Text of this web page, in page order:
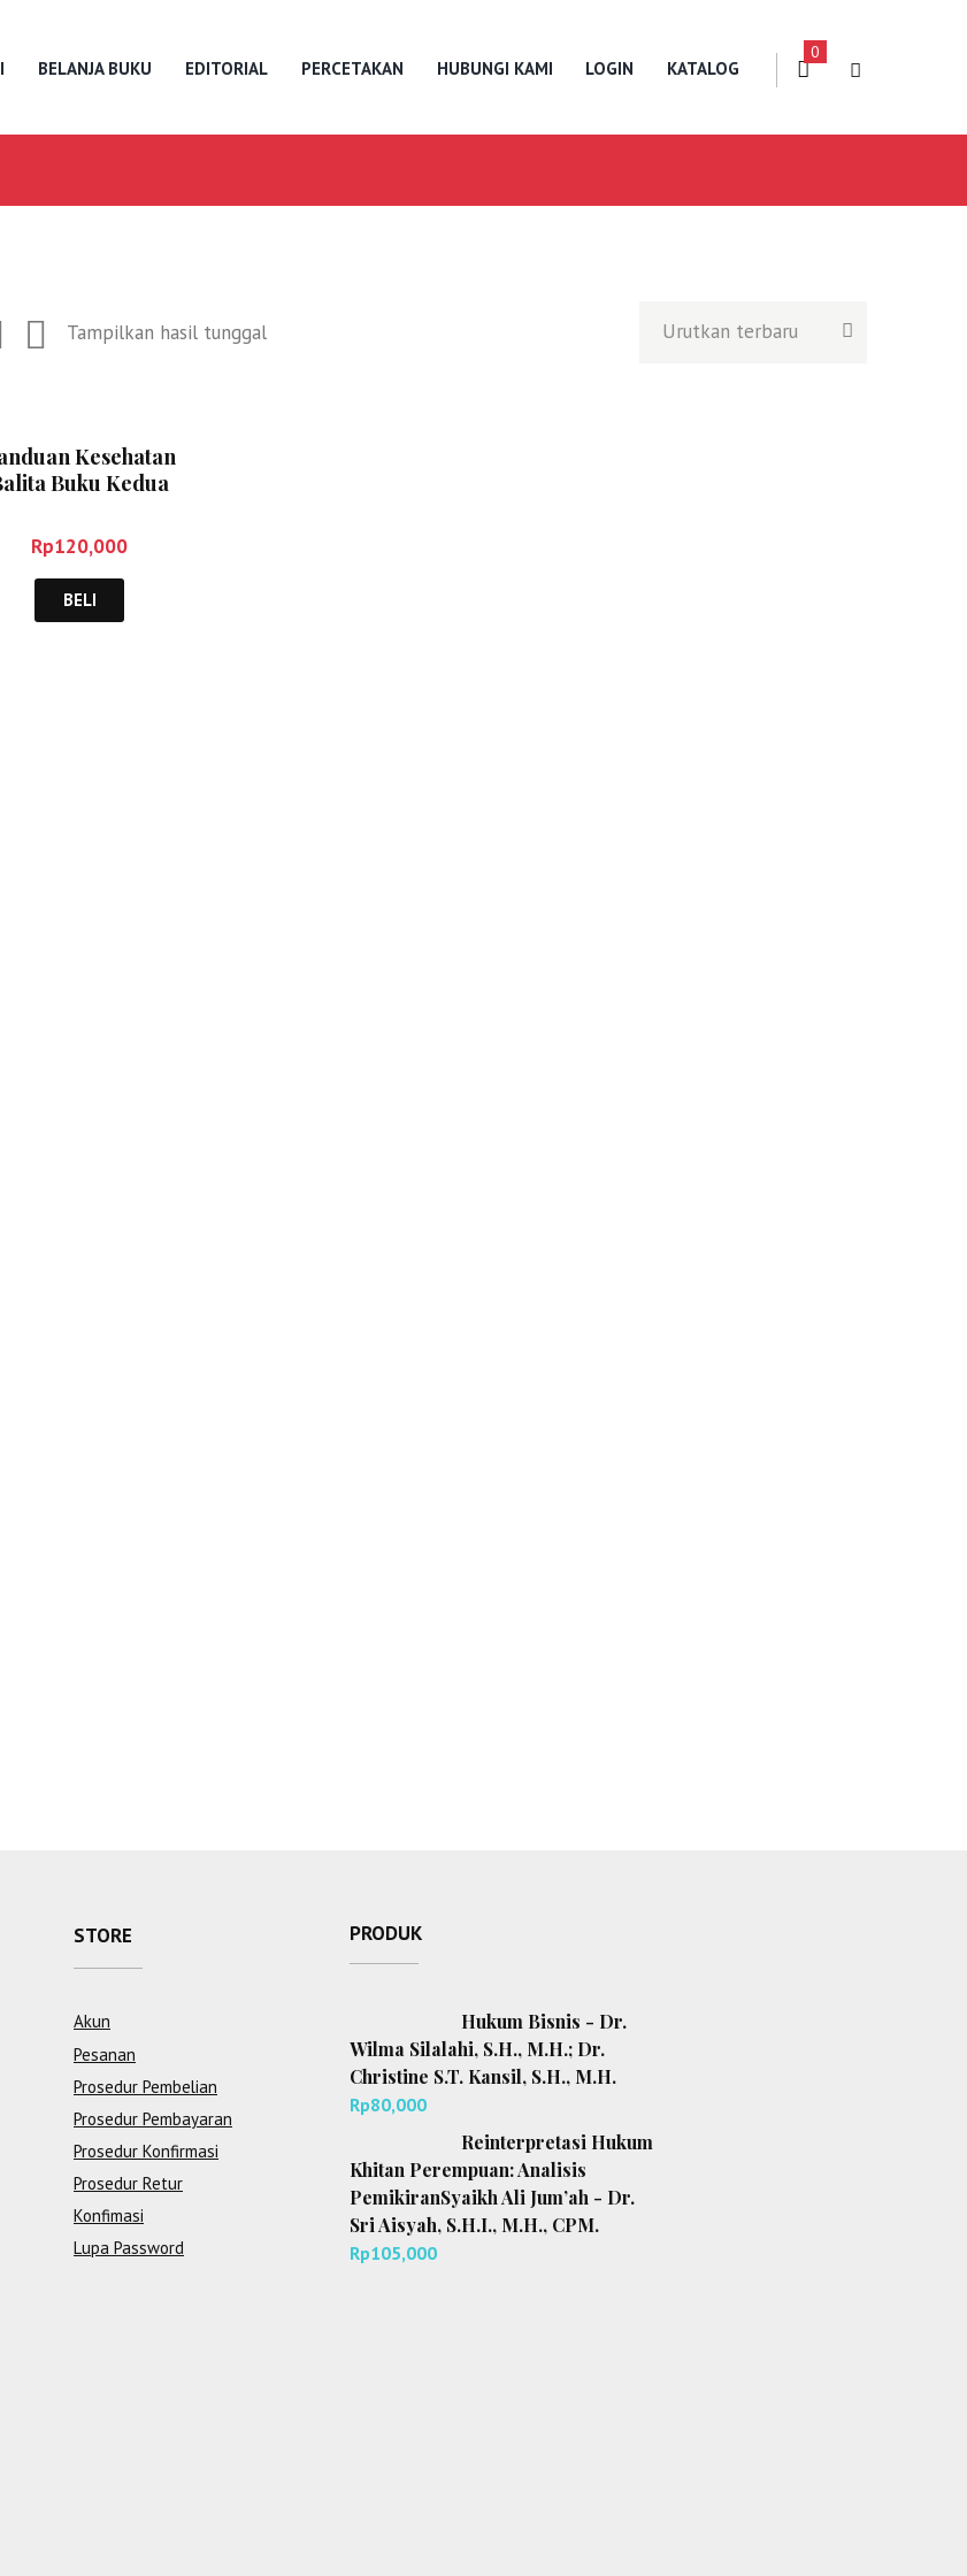
BELANJA BUKU EDITORIAL PERCETAKAN HUBUNGI KAMI LOGIN KATALOG
0
Tampilkan hasil tunggal
Kesehatan
Buku Kedua
Dowshen, dkk
Rp120,000
BELI
STORE
Akun
Pesanan
Prosedur Pembelian
Prosedur Pembayaran
Prosedur Konfirmasi
Prosedur Retur
Konfimasi
Lupa Password
PRODUK
Hukum Bisnis - Dr.
Wilma Silalahi, S.H., M.H.; Dr.
Christine S.T. Kansil, S.H., M.H.
Rp80,000
Reinterpretasi Hukum
Khitan Perempuan: Analisis
PemikiranSyaikh Ali Jum’ah - Dr.
Sri Aisyah, S.H.I., M.H., CPM.
Rp105,000